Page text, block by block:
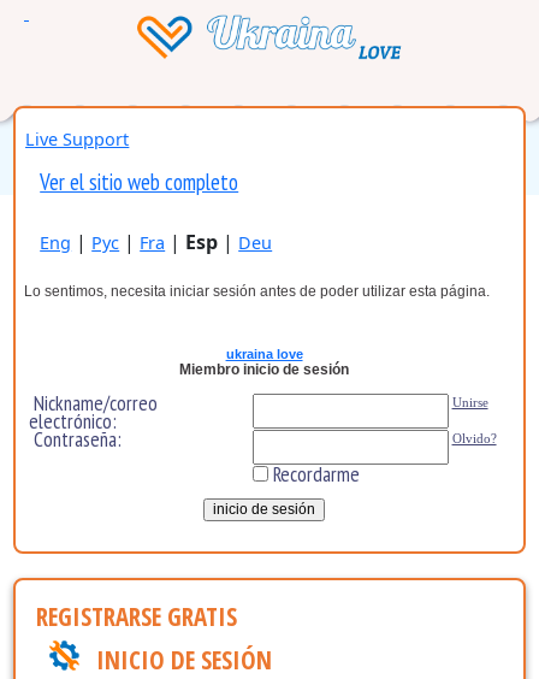
Live Support
Ver el sitio web completo
Eng | Рус | Fra | Esp | Deu
Lo sentimos, necesita iniciar sesión antes de poder utilizar esta página.
ukraina love
Miembro inicio de sesión
Nickname/correo
electrónico:
Unirse
Contraseña: Olvido?
Recordarme
REGISTRARSE GRATIS
INICIO DE SESIÓN